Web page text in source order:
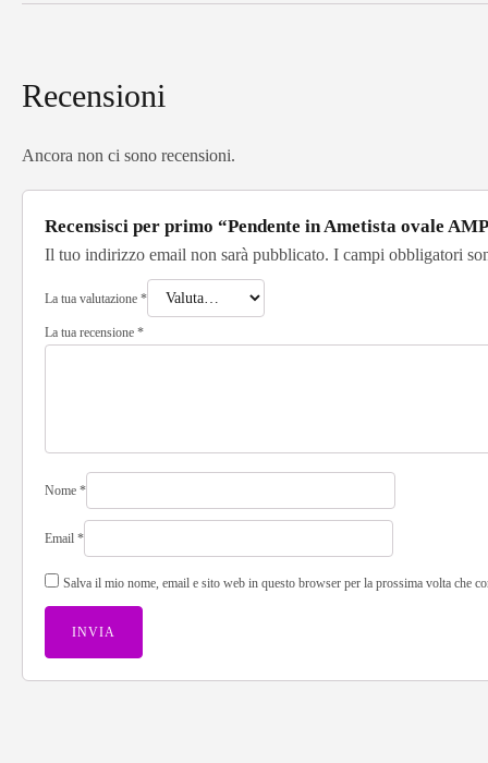
Recensioni
Ancora non ci sono recensioni.
Recensisci per primo “Pendente in Ametista ovale
Il tuo indirizzo email non sarà pubblicato. I campi obbligatori
La tua valutazione *
La tua recensione *
Nome *
Email *
Salva il mio nome, email e sito web in questo browser per la prossima volta che